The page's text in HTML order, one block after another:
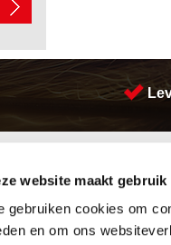
website maakt
gebruiken cookies om
en om ons
materialen
onderdelen